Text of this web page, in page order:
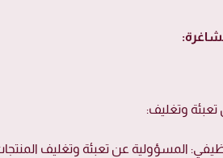
تعبئة وتغليف:
المسؤولية عن تعبئة وتغليف